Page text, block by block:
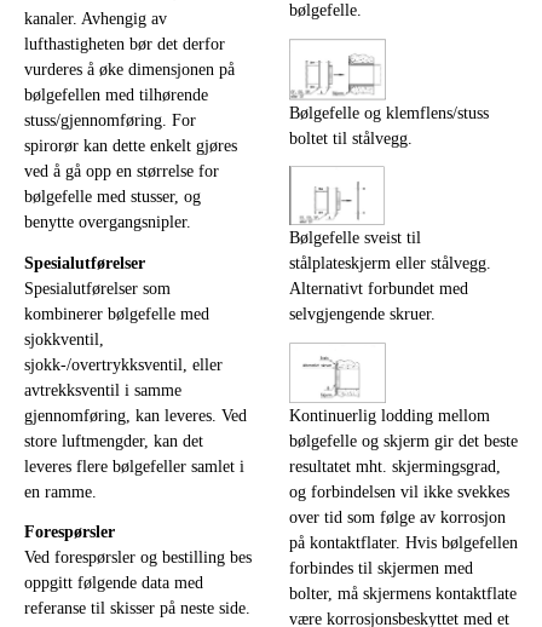
kanaler. Avhengig av
lufthastigheten bør det derfor
vurderes å øke dimensjonen på
bølgefellen med tilhørende
stuss/gjennomføring. For
spirorør kan dette enkelt gjøres
ved å gå opp en størrelse for
bølgefelle med stusser, og
benytte overgangsnipler.
Spesialutførelser
Spesialutførelser som
kombinerer bølgefelle med
sjokkventil,
sjokk-/overtrykksventil, eller
avtrekksventil i samme
gjennomføring, kan leveres. Ved
store luftmengder, kan det
leveres flere bølgefeller samlet i
en ramme.
Forespørsler
Ved forespørsler og bestilling bes
oppgitt følgende data med
referanse til skisser på neste side.
bølgefelle.
Bølgefelle og klemflens/stuss
boltet til stålvegg.
Bølgefelle sveist til
stålplateskjerm eller stålvegg.
Alternativt forbundet med
selvgjengende skruer.
Kontinuerlig lodding mellom
bølgefelle og skjerm gir det beste
resultatet mht. skjermingsgrad,
og forbindelsen vil ikke svekkes
over tid som følge av korrosjon
på kontaktflater. Hvis bølgefellen
forbindes til skjermen med
bolter, må skjermens kontaktflate
være korrosjonsbeskyttet med et